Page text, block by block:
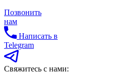
Позвонить
нам
Написать в
Telegram
Свяжитесь с нами: